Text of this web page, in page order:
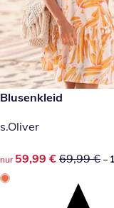
reduzierter Preis
-14 %
Blusenkleid
s.Oliver
reduzierter Preis
nur 59,99 € 69,99 € –